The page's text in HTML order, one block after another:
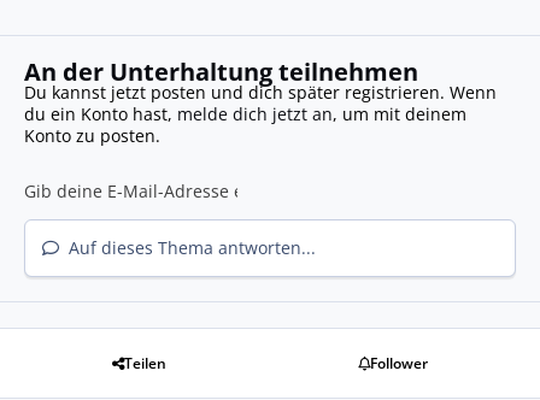
An der Unterhaltung teilnehmen
Du kannst jetzt posten und dich später registrieren. Wenn
du ein Konto hast, melde dich jetzt an, um mit deinem
Konto zu posten.
Auf dieses Thema antworten...
Teilen Follower